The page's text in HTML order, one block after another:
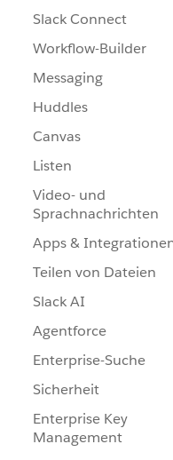
Slack Connect
Workflow-Builder
Messaging
Huddles
Canvas
Listen
Video- und
Sprachnachrichten
Apps &
Teilen von Dateien
Slack AI
Agentforce
Enterprise-Suche
Sicherheit
Enterprise Key
Management